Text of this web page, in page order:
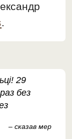
.
29
без
– сказав мер